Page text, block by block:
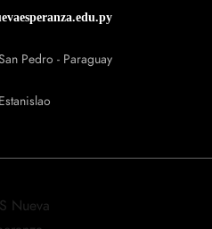
Pedro - Paraguay